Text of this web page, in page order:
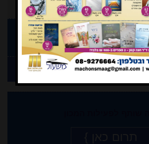
הצטרף כמנוי
וקבל גליון ראשון חינם
חידוש המנוי